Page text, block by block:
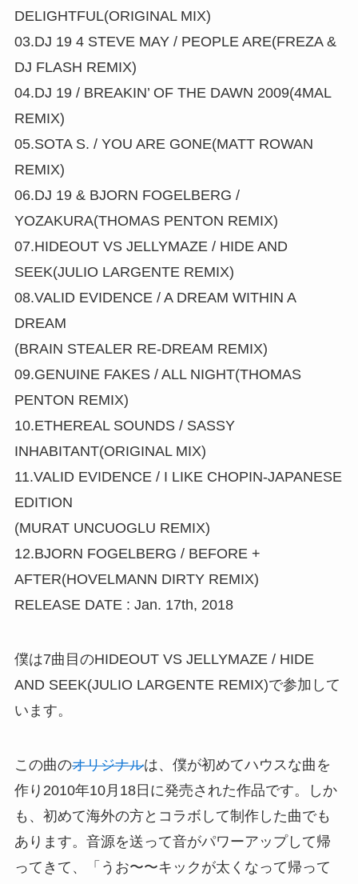
DELIGHTFUL(ORIGINAL MIX)
03.DJ 19 4 STEVE MAY / PEOPLE ARE(FREZA &
DJ FLASH REMIX)
04.DJ 19 / BREAKIN’ OF THE DAWN 2009(4MAL
REMIX)
05.SOTA S. / YOU ARE GONE(MATT ROWAN
REMIX)
06.DJ 19 & BJORN FOGELBERG /
YOZAKURA(THOMAS PENTON REMIX)
07.HIDEOUT VS JELLYMAZE / HIDE AND
SEEK(JULIO LARGENTE REMIX)
08.VALID EVIDENCE / A DREAM WITHIN A
DREAM
(BRAIN STEALER RE-DREAM REMIX)
09.GENUINE FAKES / ALL NIGHT(THOMAS
PENTON REMIX)
10.ETHEREAL SOUNDS / SASSY
INHABITANT(ORIGINAL MIX)
11.VALID EVIDENCE / I LIKE CHOPIN-JAPANESE
EDITION
(MURAT UNCUOGLU REMIX)
12.BJORN FOGELBERG / BEFORE +
AFTER(HOVELMANN DIRTY REMIX)
RELEASE DATE : Jan. 17th, 2018
僕は7曲目のHIDEOUT VS JELLYMAZE / HIDE
AND SEEK(JULIO LARGENTE REMIX)で参加して
います。
この曲のオリジナルは、僕が初めてハウスな曲を
作り2010年10月18日に発売された作品です。しか
も、初めて海外の方とコラボして制作した曲でも
あります。音源を送って音がパワーアップして帰
ってきて、「うお〜〜キックが太くなって帰って